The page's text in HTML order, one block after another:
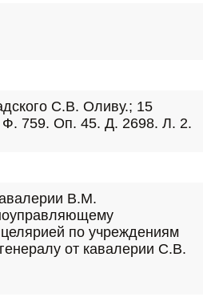
С.В. Оливу.; 15
759. Оп. 45. Д. 2698. Л. 2.
В.М.
по учреждениям
от кавалерии С.В.